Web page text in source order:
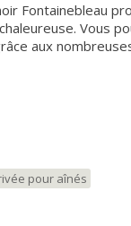
Fontainebleau
Vous
aux
aménagée avec
pour aînés